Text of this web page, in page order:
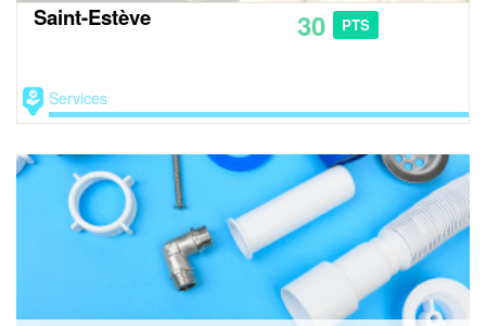
Saint-Estève 30 PTS
Services